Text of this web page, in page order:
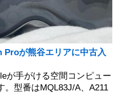
が熊谷エリアに中古入
が手がける空間コンピュー
。型番はMQL83J/A、A211